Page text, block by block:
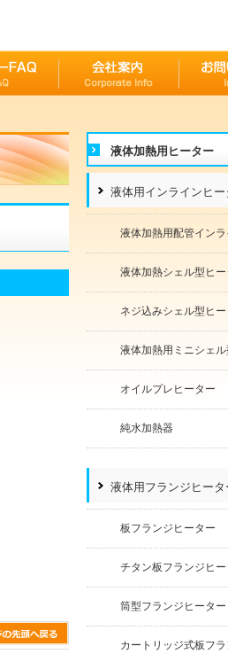
液体加熱用ヒーター
液体用インラインヒー
液体加熱用配管イン
液体加熱シェル型ヒー
ネジ込みシェル型ヒー
液体加熱用ミニシェ
オイルプレヒーター
純水加熱器
液体用フランジヒータ
板フランジヒーター
チタン板フランジヒー
筒型フランジヒーター
カートリッジ式板フ